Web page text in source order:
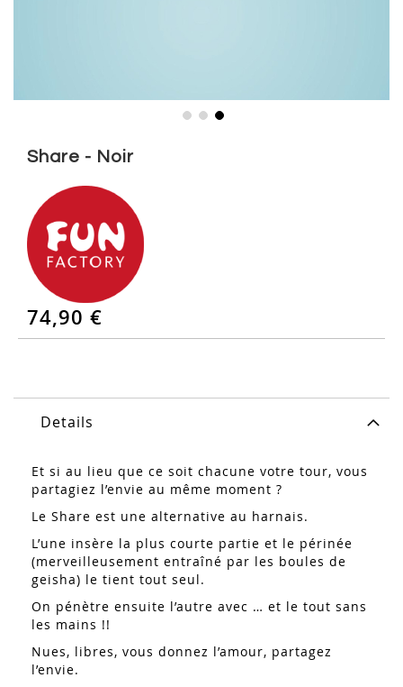
beginning
the
images
gallery
Share - Noir
74,90 €
Details
Et si au lieu que ce soit chacune votre tour, vous
partagiez l’envie au même moment ?
Le Share est une alternative au harnais.
L’une insère la plus courte partie et le périnée
(merveilleusement entraîné par les boules de
geisha) le tient tout seul.
On pénètre ensuite l’autre avec … et le tout sans
les mains !!
Nues, libres, vous donnez l’amour, partagez
l’envie.